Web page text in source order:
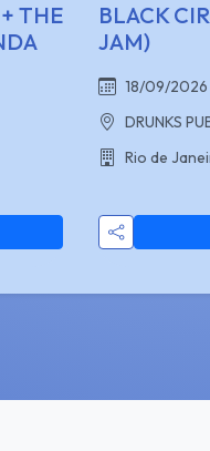
THE
BLACK
JAM)
18/09/
DRUNKS
Rio de